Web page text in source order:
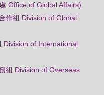
Office of Global Affairs)
作組 Division of Global
Division of International
組 Division of Overseas